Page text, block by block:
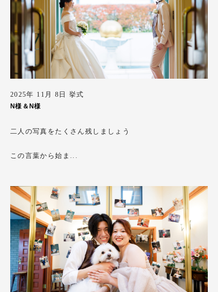
2025年 11月 8日 挙式
N様＆N様
二人の写真をたくさん残しましょう
この言葉から始ま...